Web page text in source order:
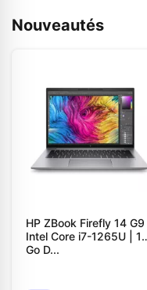
Nouveautés
HP ZBook Firefly 14 G9
Intel Core i7-1265U |
Go D...